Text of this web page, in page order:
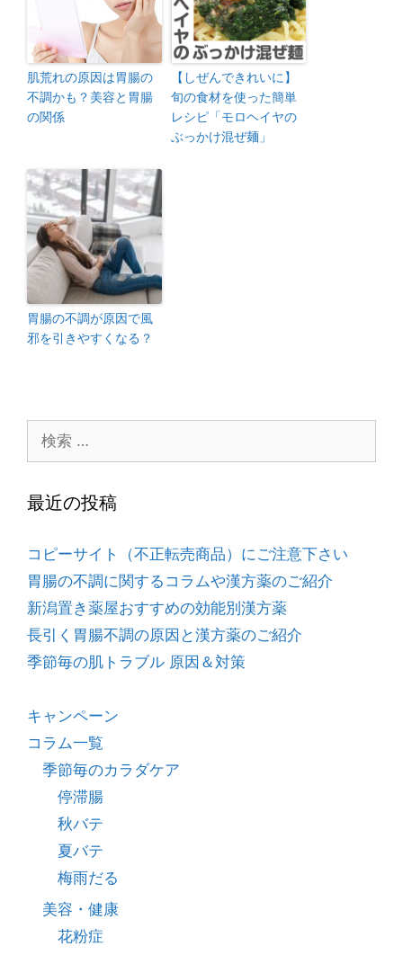
肌荒れの原因は胃腸の
不調かも？美容と胃腸
の関係
【しぜんできれいに】
旬の食材を使った簡単
レシピ「モロヘイヤの
ぶっかけ混ぜ麺」
胃腸の不調が原因で風
邪を引きやすくなる？
最近の投稿
コピーサイト（不正転売商品）にご注意下さい
胃腸の不調に関するコラムや漢方薬のご紹介
新潟置き薬屋おすすめの効能別漢方薬
長引く胃腸不調の原因と漢方薬のご紹介
季節毎の肌トラブル 原因＆対策
キャンペーン
コラム一覧
季節毎のカラダケア
停滞腸
秋バテ
夏バテ
梅雨だる
美容・健康
花粉症